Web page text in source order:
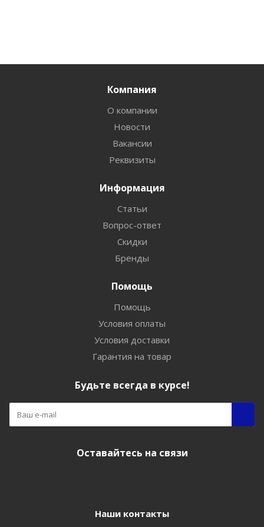
Компания
О компании
Новости
Вакансии
Реквизиты
Информация
Статьи
Вопрос-ответ
Скидки
Бренды
Помощь
Помощь
Условия оплаты
Условия доставки
Гарантия на товар
Будьте всегда в курсе!
Оставайтесь на связи
Наши контакты